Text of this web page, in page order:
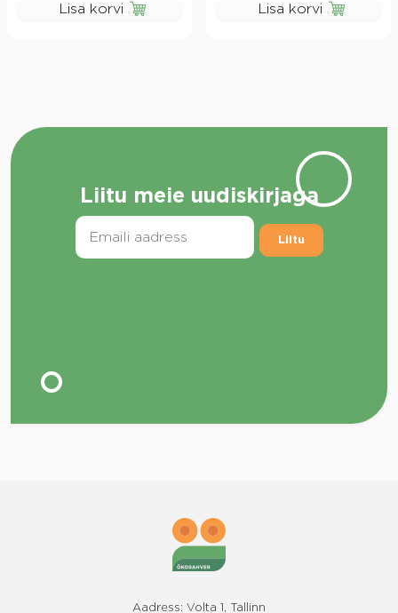
Lisa korvi Lisa korvi
Liitu meie uudiskirjaga
Liitu
Aadress: Volta 1, Tallinn